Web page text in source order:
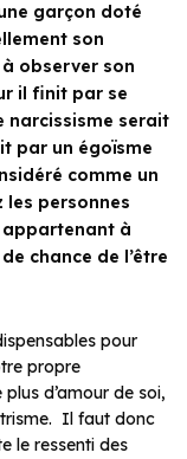
garçon doté
son
observer son
il finit par se
narcissisme serait
par un égoïsme
comme un
personnes
appartenant à
chance de l’être
pour
propre
d’amour de soi,
Il faut donc
le ressenti des